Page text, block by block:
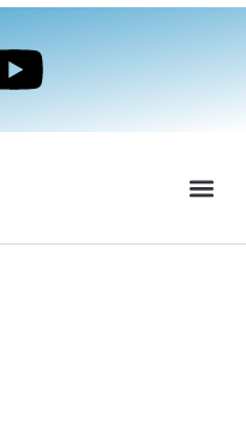
Y
o
t